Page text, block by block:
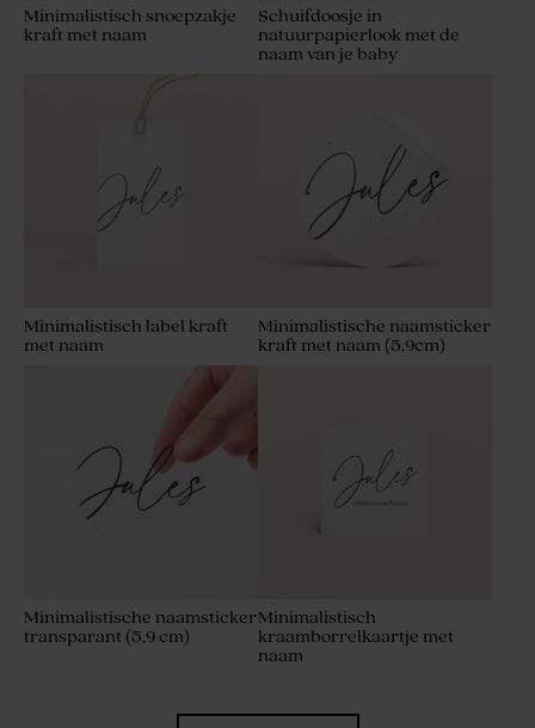
Minimalistisch snoepzakje
kraft met naam
Schuifdoosje in
natuurpapierlook met de
naam van je baby
Minimalistisch label kraft
met naam
Minimalistische naamsticker
kraft met naam (5,9cm)
Minimalistische naamsticker
transparant (5,9 cm)
Minimalistisch
kraamborrelkaartje met
naam